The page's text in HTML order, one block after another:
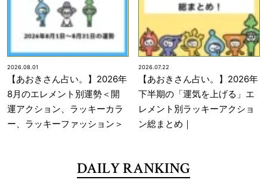
2026.08.01
【あおきさん占い。】2026年
8月のエレメント別運勢＜開
運アクション、ラッキーカラ
ー、ラッキーファッション＞
2026.07.22
【あおきさん占い。】2026年
下半期の「運気を上げる」エ
レメント別ラッキーアクショ
ン総まとめ｜
DAILY RANKING